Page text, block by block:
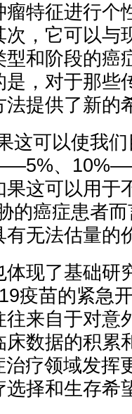
特征进行个
，它可以与
和阶段的癌
，对于那些
提供了新的
可以使我们
、
这可以用于
的癌症患者
无法估量的
现了基础研
疫苗的紧急
来自于对意
数据的积累
疗领域发挥
择和生存希